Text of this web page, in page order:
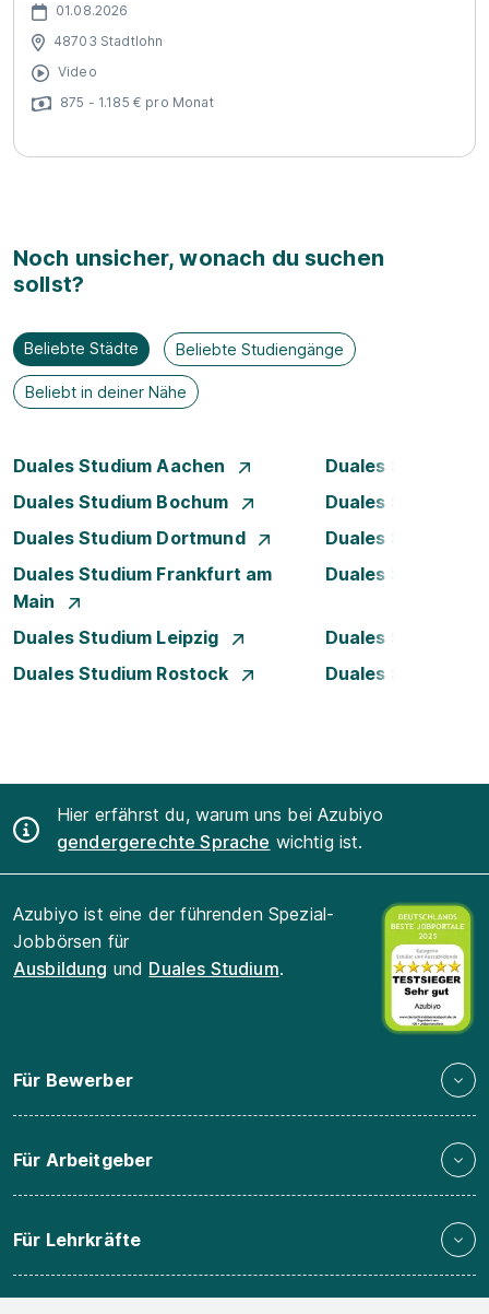
01.08.2026
48703 Stadtlohn
Video
875 - 1.185 € pro Monat
Noch unsicher, wonach du suchen
sollst?
Beliebte Städte Beliebte Studiengänge
Beliebt in deiner Nähe
Duales Studium Aachen
Duales Studium
Duales Studium Bochum
Duales Studium
Duales Studium Dortmund
Duales Studium
Duales Studium Frankfurt am
Main
Duales Studium
Duales Studium Leipzig
Duales Studium
Duales Studium Rostock
Duales Studium
Hier erfährst du, warum uns bei Azubiyo
gendergerechte Sprache wichtig ist.
Azubiyo ist eine der führenden Spezial-
Jobbörsen für
Ausbildung und Duales Studium.
Für Bewerber
Für Arbeitgeber
Für Lehrkräfte